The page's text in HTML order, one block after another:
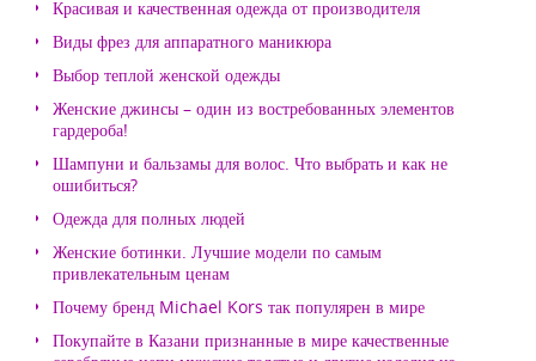
Красивая и качественная одежда от производителя
Виды фрез для аппаратного маникюра
Выбор теплой женской одежды
Женские джинсы – один из востребованных элементов
гардероба!
Шампуни и бальзамы для волос. Что выбрать и как не
ошибиться?
Одежда для полных людей
Женские ботинки. Лучшие модели по самым
привлекательным ценам
Почему бренд Michael Kors так популярен в мире
Покупайте в Казани признанные в мире качественные